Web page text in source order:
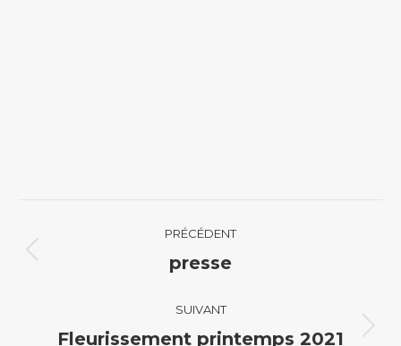
album
PRÉCÉDENT
Album
presse
SUIVANT
Album
Fleurissement printemps 2021